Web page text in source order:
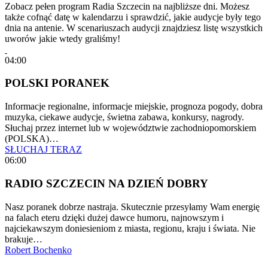
Zobacz pełen program Radia Szczecin na najbliższe dni. Możesz
także cofnąć datę w kalendarzu i sprawdzić, jakie audycje były tego
dnia na antenie. W scenariuszach audycji znajdziesz listę wszystkich
uworów jakie wtedy graliśmy!
04:00
POLSKI PORANEK
Informacje regionalne, informacje miejskie, prognoza pogody, dobra
muzyka, ciekawe audycje, świetna zabawa, konkursy, nagrody.
Słuchaj przez internet lub w województwie zachodniopomorskiem
(POLSKA)…
SŁUCHAJ TERAZ
06:00
RADIO SZCZECIN NA DZIEŃ DOBRY
Nasz poranek dobrze nastraja. Skutecznie przesyłamy Wam energię
na falach eteru dzięki dużej dawce humoru, najnowszym i
najciekawszym doniesieniom z miasta, regionu, kraju i świata. Nie
brakuje…
Robert Bochenko